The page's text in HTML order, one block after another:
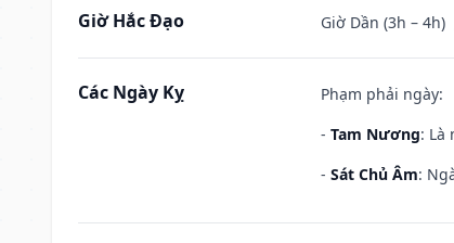
Giờ Hắc Đạo Giờ Dần (3h – 4h)
Các Ngày Kỵ
Phạm phải ngày:
- Tam Nương: Là
- Sát Chủ Âm: